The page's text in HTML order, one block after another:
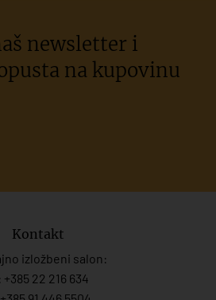
newsletter i
na kupovinu
Kontakt
izložbeni salon:
+385 22 216 634